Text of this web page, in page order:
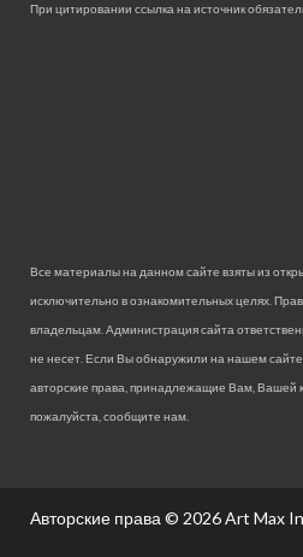
При цитировании ссылка на источник
Все материалы на данном сайте взяты из
исключительно в ознакомительных целях.
владельцам. Администрация сайта
не несет. Если Вы обнаружили на нашем
авторские права, принадлежащие Вам, Вашей
пожалуйста, сообщите нам.
Авторские права © 2026Art Max